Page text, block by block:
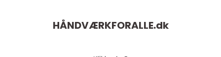
HÅNDVÆRKFORALLE.dk